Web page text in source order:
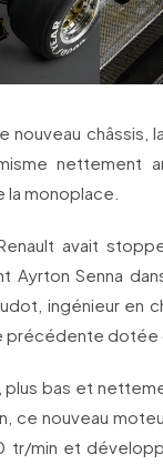
nouveau châssis,
nettement
la monoplace.
avait
Ayrton Senna
ingénieur en
précédente dotée
plus bas et
ce nouveau
tr/min et